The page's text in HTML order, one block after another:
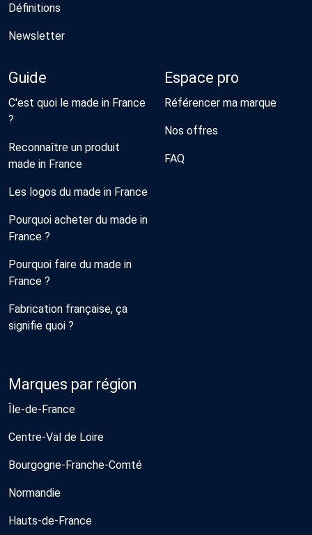
Définitions
Newsletter
Guide
C'est quoi le made in France
?
Reconnaître un produit
made in France
Les logos du made in France
Pourquoi acheter du made in
France ?
Pourquoi faire du made in
France ?
Fabrication française, ça
signifie quoi ?
Espace pro
Référencer ma marque
Nos offres
FAQ
Marques par région
Île-de-France
Centre-Val de Loire
Bourgogne-Franche-Comté
Normandie
Hauts-de-France